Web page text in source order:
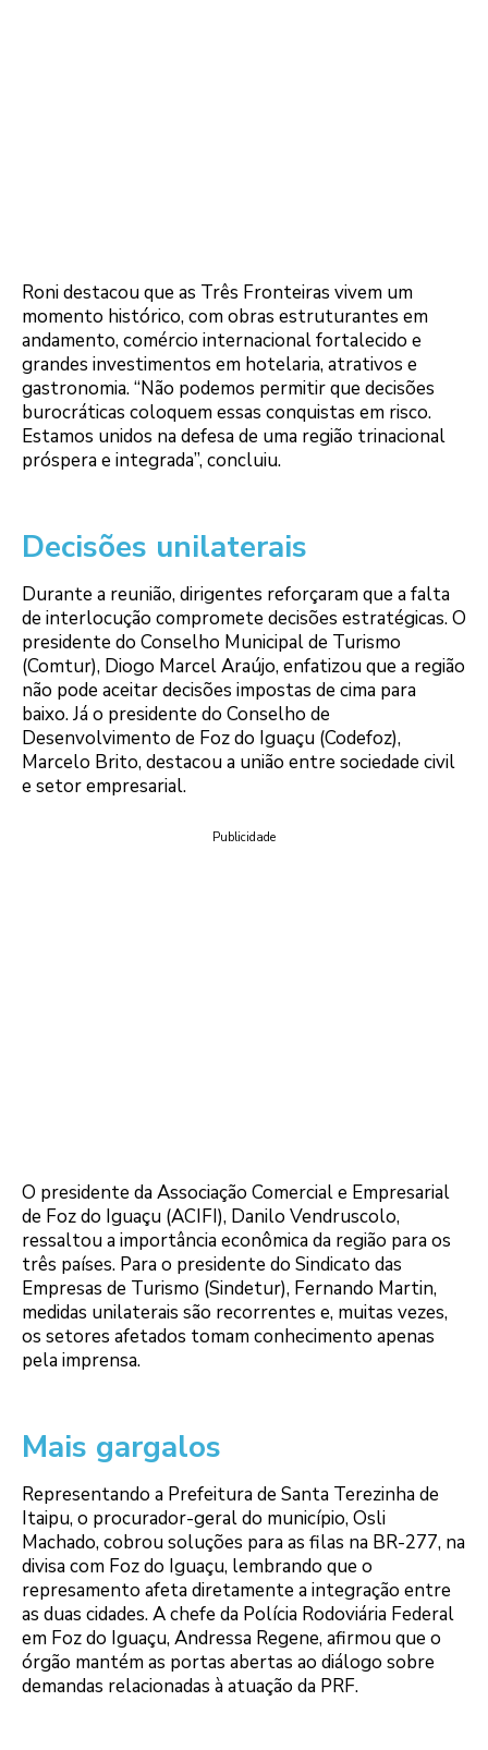
Roni destacou que as Três Fronteiras vivem um
momento histórico, com obras estruturantes em
andamento, comércio internacional fortalecido e
grandes investimentos em hotelaria, atrativos e
gastronomia. “Não podemos permitir que decisões
burocráticas coloquem essas conquistas em risco.
Estamos unidos na defesa de uma região trinacional
próspera e integrada”, concluiu.
Decisões unilaterais
Durante a reunião, dirigentes reforçaram que a falta
de interlocução compromete decisões estratégicas. O
presidente do Conselho Municipal de Turismo
(Comtur), Diogo Marcel Araújo, enfatizou que a região
não pode aceitar decisões impostas de cima para
baixo. Já o presidente do Conselho de
Desenvolvimento de Foz do Iguaçu (Codefoz),
Marcelo Brito, destacou a união entre sociedade civil
e setor empresarial.
Publicidade
O presidente da Associação Comercial e Empresarial
de Foz do Iguaçu (ACIFI), Danilo Vendruscolo,
ressaltou a importância econômica da região para os
três países. Para o presidente do Sindicato das
Empresas de Turismo (Sindetur), Fernando Martin,
medidas unilaterais são recorrentes e, muitas vezes,
os setores afetados tomam conhecimento apenas
pela imprensa.
Mais gargalos
Representando a Prefeitura de Santa Terezinha de
Itaipu, o procurador-geral do município, Osli
Machado, cobrou soluções para as filas na BR-277, na
divisa com Foz do Iguaçu, lembrando que o
represamento afeta diretamente a integração entre
as duas cidades. A chefe da Polícia Rodoviária Federal
em Foz do Iguaçu, Andressa Regene, afirmou que o
órgão mantém as portas abertas ao diálogo sobre
demandas relacionadas à atuação da PRF.